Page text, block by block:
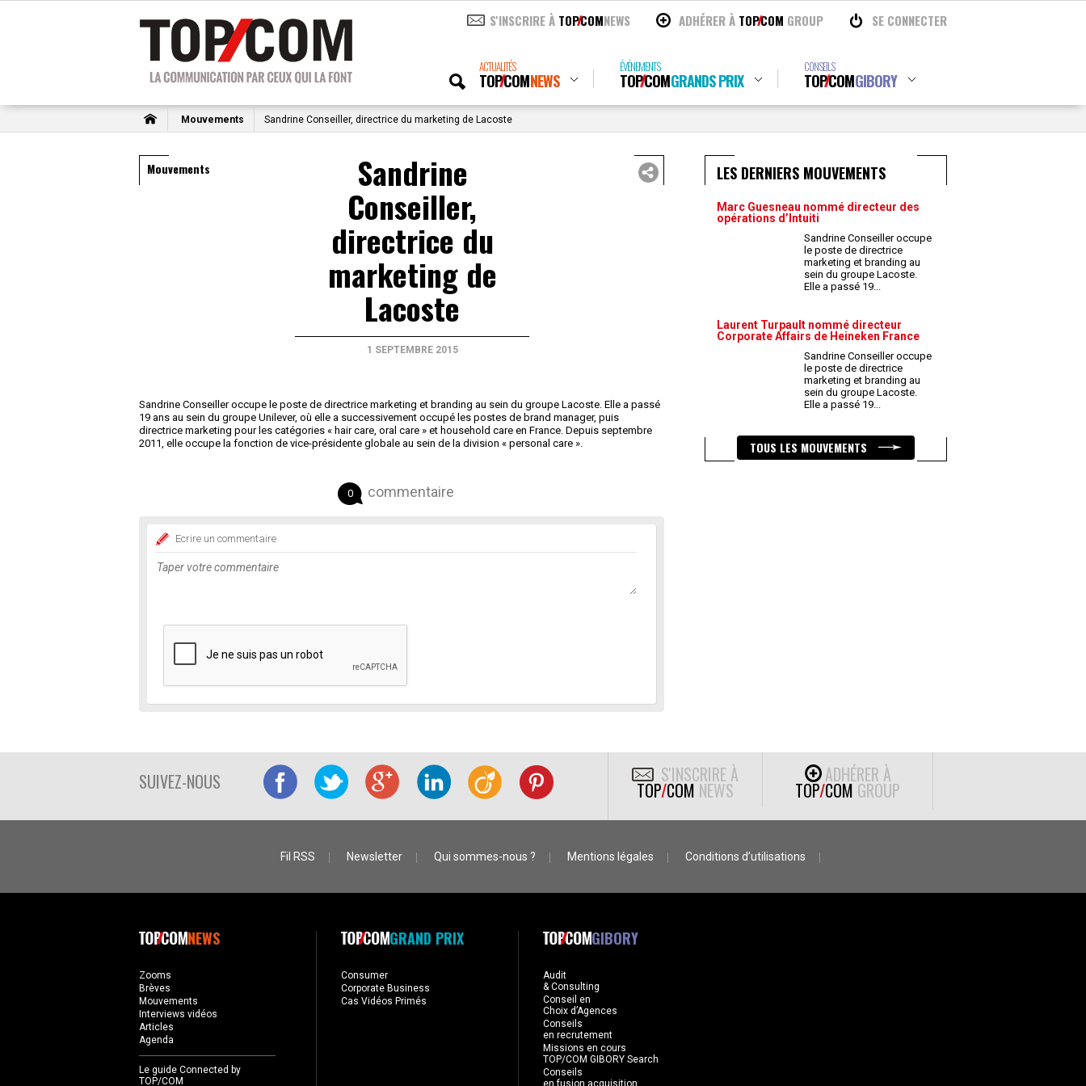
S'INSCRIRE À TOPCOMNEWS ADHÉRER À TOPCOM GROUP SE CONNECTER
ACTUALITÉS
TOPCOMNEWS
ÉVÉNEMENTS
TOPCOMGRANDS PRIX
CONSEILS
TOPCOMGIBORY
Mouvements Sandrine Conseiller, directrice du marketing de Lacoste
Mouvements Sandrine
Conseiller,
directrice du
marketing de
Lacoste
1 SEPTEMBRE 2015
Sandrine Conseiller occupe le poste de directrice marketing et branding au sein du groupe Lacoste. Elle a passé
19 ans au sein du groupe Unilever, où elle a successivement occupé les postes de brand manager, puis
directrice marketing pour les catégories « hair care, oral care » et household care en France. Depuis septembre
2011, elle occupe la fonction de vice-présidente globale au sein de la division « personal care ».
0 commentaire
Ecrire un commentaire
LES DERNIERS MOUVEMENTS
Marc Guesneau nommé directeur des
opérations d’Intuiti
Sandrine Conseiller occupe
le poste de directrice
marketing et branding au
sein du groupe Lacoste.
Elle a passé 19...
Laurent Turpault nommé directeur
Corporate Affairs de Heineken France
Sandrine Conseiller occupe
le poste de directrice
marketing et branding au
sein du groupe Lacoste.
Elle a passé 19...
TOUS LES MOUVEMENTS
SUIVEZ-NOUS S'INSCRIRE À
TOP/COM NEWS
ADHÉRER À
TOP/COM GROUP
Fil RSS Newsletter Qui sommes-nous ? Mentions légales Conditions d’utilisations
NEWS
Zooms
Brèves
Mouvements
Interviews vidéos
Articles
Agenda
Le guide Connected by
TOP/COM
GRAND PRIX
Consumer
Corporate Business
Cas Vidéos Primés
GIBORY
Audit
& Consulting
Conseil en
Choix d’Agences
Conseils
en recrutement
Missions en cours
TOP/COM GIBORY Search
Conseils
en fusion acquisition